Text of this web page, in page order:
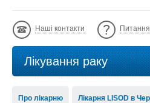
Наші контакти
Лікування раку
Про лікарню Лікарня LISOD в